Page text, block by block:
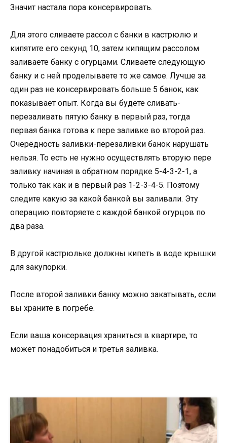
Значит настала пора консервировать.
Для этого сливаете рассол с банки в кастрюлю и
кипятите его секунд 10, затем кипящим рассолом
заливаете банку с огурцами. Сливаете следующую
банку и с ней проделываете то же самое. Лучше за
один раз не консервировать больше 5 банок, как
показывает опыт. Когда вы будете сливать-
перезаливать пятую банку в первый раз, тогда
первая банка готова к пере заливке во второй раз.
Очерёдность заливки-перезаливки банок нарушать
нельзя. То есть не нужно осуществлять вторую пере
заливку начиная в обратном порядке 5-4-3-2-1, а
только так как и в первый раз 1-2-3-4-5. Поэтому
следите какую за какой банкой вы заливали. Эту
операцию повторяете с каждой банкой огурцов по
два раза.
В другой кастрюльке должны кипеть в воде крышки
для закупорки.
После второй заливки банку можно закатывать, если
вы храните в погребе.
Если ваша консервация храниться в квартире, то
может понадобиться и третья заливка.